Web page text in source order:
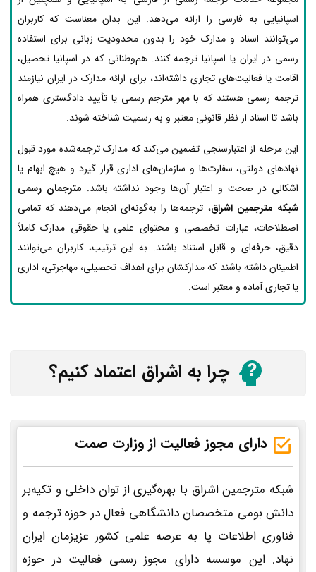
اسپانیایی به فارسی را ارائه می‌دهد. این بدان معناست که کاربران
می‌توانند اسناد و مدارک خود را بدون محدودیت زبانی برای استفاده
رسمی در ایران یا اسپانیا ترجمه کنند. هم‌وطنانی که در اسپانیا تحصیل،
اقامت یا فعالیت‌های تجاری داشته‌اند، برای ارائه مدارک در ایران نیازمند
ترجمه رسمی هستند که با مهر مترجم رسمی یا تأیید دادگستری همراه
باشد تا اسناد از نظر قانونی معتبر و به رسمیت شناخته شوند.
این مرحله از اعتبارسنجی تضمین می‌کند که مدارک ترجمه‌شده مورد قبول
نهادهای دولتی، سفارت‌ها و سازمان‌های اداری قرار گیرد و هیچ ابهام یا
اشکالی در صحت و اعتبار آن‌ها وجود نداشته باشد. مترجمان رسمی
شبکه مترجمین اشراق، ترجمه‌ها را به‌گونه‌ای انجام می‌دهند که تمامی
اصطلاحات، عبارات تخصصی و محتوای علمی یا حقوقی مدارک کاملاً
دقیق، حرفه‌ای و قابل استناد باشند. به این ترتیب، کاربران می‌توانند
اطمینان داشته باشند که مدارکشان برای اهداف تحصیلی، مهاجرتی، اداری
یا تجاری آماده و معتبر است.
چرا به اشراق اعتماد کنیم؟
دارای مجوز فعالیت از وزارت صمت
شبکه مترجمین اشراق با بهره‌گیری از توان داخلی و تکیه‌بر
دانش بومی متخصصان دانشگاهی فعال در حوزه ترجمه و
فناوری اطلاعات پا به عرصه علمی کشور عزیزمان ایران
نهاد. این موسسه دارای مجوز رسمی فعالیت در حوزه